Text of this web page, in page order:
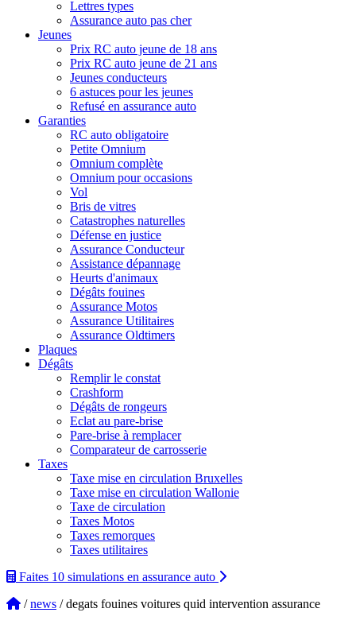
Lettres types
Assurance auto pas cher
Jeunes
Prix RC auto jeune de 18 ans
Prix RC auto jeune de 21 ans
Jeunes conducteurs
6 astuces pour les jeunes
Refusé en assurance auto
Garanties
RC auto obligatoire
Petite Omnium
Omnium complète
Omnium pour occasions
Vol
Bris de vitres
Catastrophes naturelles
Défense en justice
Assurance Conducteur
Assistance dépannage
Heurts d'animaux
Dégâts fouines
Assurance Motos
Assurance Utilitaires
Assurance Oldtimers
Plaques
Dégâts
Remplir le constat
Crashform
Dégâts de rongeurs
Eclat au pare-brise
Pare-brise à remplacer
Comparateur de carrosserie
Taxes
Taxe mise en circulation Bruxelles
Taxe mise en circulation Wallonie
Taxe de circulation
Taxes Motos
Taxes remorques
Taxes utilitaires
Faites 10 simulations en assurance auto
/news / degats fouines voitures quid intervention assurance